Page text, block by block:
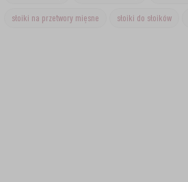
słoiki na przetwory mięsne słoiki do słoików